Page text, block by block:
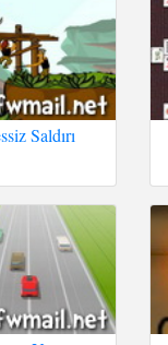
Saldırı